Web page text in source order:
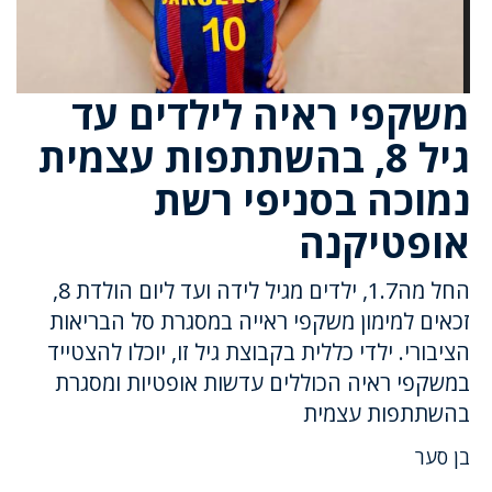
משקפי ראיה לילדים עד
גיל 8, בהשתתפות עצמית
נמוכה בסניפי רשת
אופטיקנה
החל מה1.7, ילדים מגיל לידה ועד ליום הולדת 8,
זכאים למימון משקפי ראייה במסגרת סל הבריאות
הציבורי. ילדי כללית בקבוצת גיל זו, יוכלו להצטייד
במשקפי ראיה הכוללים עדשות אופטיות ומסגרת
בהשתתפות עצמית
בן סער